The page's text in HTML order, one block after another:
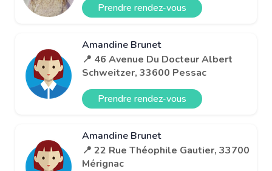
Prendre rendez-vous
Amandine Brunet
📍 46 Avenue Du Docteur Albert
Schweitzer, 33600 Pessac
Prendre rendez-vous
Amandine Brunet
📍 22 Rue Théophile Gautier, 33700
Mérignac